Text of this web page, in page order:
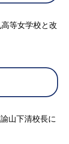
等女学校と改
山下清校長に